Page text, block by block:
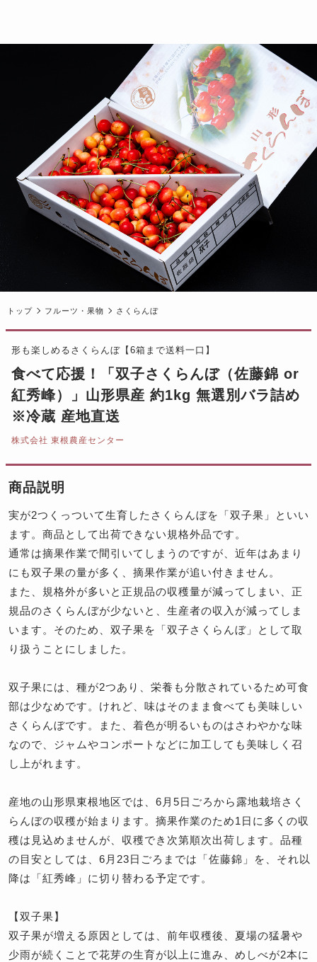
トップ フルーツ・果物 さくらんぼ
形も楽しめるさくらんぼ【6箱まで送料一口】
食べて応援！「双子さくらんぼ（佐藤錦 or
紅秀峰）」山形県産 約1kg 無選別バラ詰め
※冷蔵 産地直送
株式会社 東根農産センター
商品説明
実が2つくっついて生育したさくらんぼを「双子果」といい
ます。商品として出荷できない規格外品です。
通常は摘果作業で間引いてしまうのですが、近年はあまり
にも双子果の量が多く、摘果作業が追い付きません。
また、規格外が多いと正規品の収穫量が減ってしまい、正
規品のさくらんぼが少ないと、生産者の収入が減ってしま
います。そのため、双子果を「双子さくらんぼ」として取
り扱うことにしました。
双子果には、種が2つあり、栄養も分散されているため可食
部は少なめです。けれど、味はそのまま食べても美味しい
さくらんぼです。また、着色が明るいものはさわやかな味
なので、ジャムやコンポートなどに加工しても美味しく召
し上がれます。
産地の山形県東根地区では、6月5日ごろから露地栽培さく
らんぼの収穫が始まります。摘果作業のため1日に多くの収
穫は見込めませんが、収穫でき次第順次出荷します。品種
の目安としては、6月23日ごろまでは「佐藤錦」を、それ以
降は「紅秀峰」に切り替わる予定です。
【双子果】
双子果が増える原因としては、前年収穫後、夏場の猛暑や
少雨が続くことで花芽の生育が以上に進み、めしべが2本に